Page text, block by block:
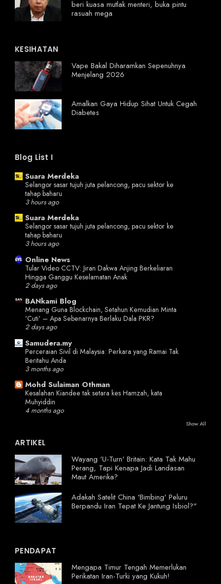
beri kuasa mutlak menteri, buka pintu
rasuah mega
KESIHATAN
Vape Bakal Diharamkan Sepenuhnya
Menjelang 2026
Amalkan Gaya Hidup Sihat Untuk Cegah
Diabetes
Blog List I
Suara Merdeka
Selangor sasar tujuh juta pelancong, pacu sektor ke
tahap baharu
3 hours ago
Suara Merdeka
Selangor sasar tujuh juta pelancong, pacu sektor ke
tahap baharu
3 hours ago
Online News
Tular Video CCTV: Jiran Dakwa Anjing Berkeliaran
Hingga Ganggu Keselamatan Anak
2 days ago
BANkami Blog
Menang Guna Blockchain, Setahun Kemudian Minta
'Cuti' – Apa Sebenarnya Berlaku Dala PKR?
2 days ago
Samudera.my
Perceraian Sivil di Malaysia: Perkara yang Ramai Tak
Beritahu Anda
3 months ago
Mohd Sulaiman Othman
Kesalahan Kiandee tak setara kes Hamzah, kata
Muhyiddin
4 months ago
Show All
ARTIKEL
Wayang 'U-Turn' Britain: Kata Tak Mahu
Perang, Tapi Kenapa Jadi Landasan
Maut Amerika?
Adakah Satelit China 'Bimbing' Peluru
Berpandu Iran Tepat Ke Jantung Isbiol?"
PENDAPAT
Mengapa Timur Tengah Memerlukan
Perikatan Iran-Turki yang Kukuh!